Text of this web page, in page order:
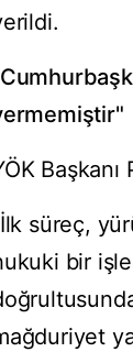
süreç,
bir